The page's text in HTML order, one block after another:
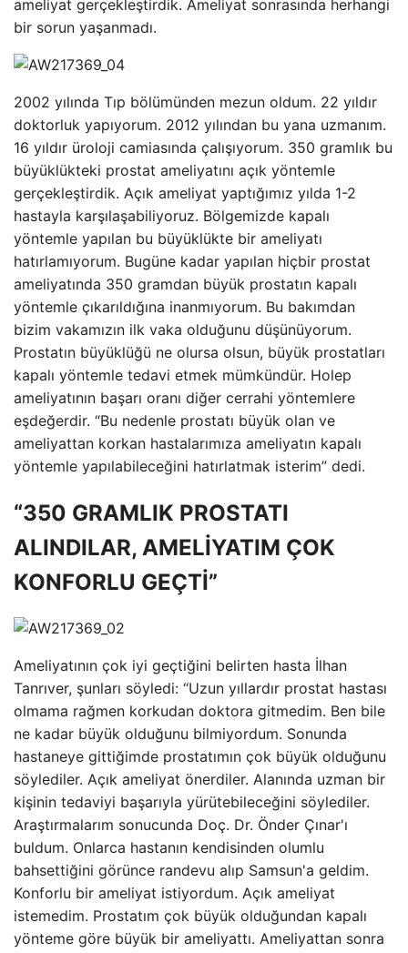
ameliyat gerçekleştirdik. Ameliyat sonrasında herhangi
bir sorun yaşanmadı.
2002 yılında Tıp bölümünden mezun oldum. 22 yıldır
doktorluk yapıyorum. 2012 yılından bu yana uzmanım.
16 yıldır üroloji camiasında çalışıyorum. 350 gramlık bu
büyüklükteki prostat ameliyatını açık yöntemle
gerçekleştirdik. Açık ameliyat yaptığımız yılda 1-2
hastayla karşılaşabiliyoruz. Bölgemizde kapalı
yöntemle yapılan bu büyüklükte bir ameliyatı
hatırlamıyorum. Bugüne kadar yapılan hiçbir prostat
ameliyatında 350 gramdan büyük prostatın kapalı
yöntemle çıkarıldığına inanmıyorum. Bu bakımdan
bizim vakamızın ilk vaka olduğunu düşünüyorum.
Prostatın büyüklüğü ne olursa olsun, büyük prostatları
kapalı yöntemle tedavi etmek mümkündür. Holep
ameliyatının başarı oranı diğer cerrahi yöntemlere
eşdeğerdir. “Bu nedenle prostatı büyük olan ve
ameliyattan korkan hastalarımıza ameliyatın kapalı
yöntemle yapılabileceğini hatırlatmak isterim” dedi.
“350 GRAMLIK PROSTATI
ALINDILAR, AMELİYATIM ÇOK
KONFORLU GEÇTİ”
Ameliyatının çok iyi geçtiğini belirten hasta İlhan
Tanrıver, şunları söyledi: “Uzun yıllardır prostat hastası
olmama rağmen korkudan doktora gitmedim. Ben bile
ne kadar büyük olduğunu bilmiyordum. Sonunda
hastaneye gittiğimde prostatımın çok büyük olduğunu
söylediler. Açık ameliyat önerdiler. Alanında uzman bir
kişinin tedaviyi başarıyla yürütebileceğini söylediler.
Araştırmalarım sonucunda Doç. Dr. Önder Çınar'ı
buldum. Onlarca hastanın kendisinden olumlu
bahsettiğini görünce randevu alıp Samsun'a geldim.
Konforlu bir ameliyat istiyordum. Açık ameliyat
istemedim. Prostatım çok büyük olduğundan kapalı
yönteme göre büyük bir ameliyattı. Ameliyattan sonra